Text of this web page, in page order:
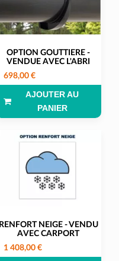
OPTION GOUTTIERE -
VENDUE AVEC L'ABRI
698,00 €
AJOUTER AU
PANIER
RENFORT NEIGE - VENDU
AVEC CARPORT
1 408,00 €